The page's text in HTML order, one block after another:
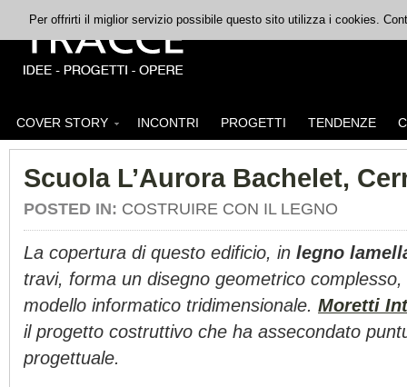
COVER STORY INCONTRI PROGETTI TENDENZE
Scuola L’Aurora Bachelet,
POSTED IN: COSTRUIRE CON IL LEGNO
La copertura di questo edificio, in legno
travi, forma un disegno geometrico
modello informatico tridimensionale. Moretti
il progetto costruttivo che ha assecondato
progettuale.
Per offrirti il miglior servizio possibile questo sito utilizza i cookies.